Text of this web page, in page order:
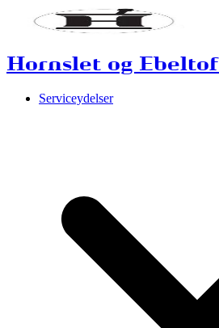
Hornslet og
Serviceydelser